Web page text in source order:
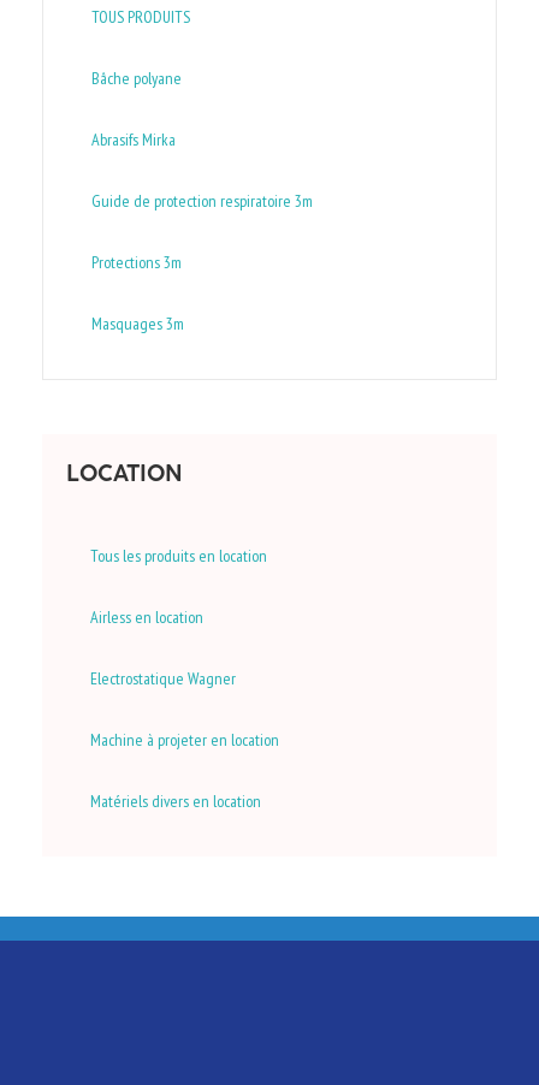
TOUS PRODUITS
Bâche polyane
Abrasifs Mirka
Guide de protection respiratoire 3m
Protections 3m
Masquages 3m
LOCATION
Tous les produits en location
Airless en location
Electrostatique Wagner
Machine à projeter en location
Matériels divers en location